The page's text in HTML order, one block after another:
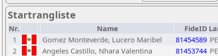
Startrangliste
Nr. Name FideID
1
Gomez Monteverde, Lucero Maribel 81454589
2
Angeles Castillo, Nhara Valentina 81453744